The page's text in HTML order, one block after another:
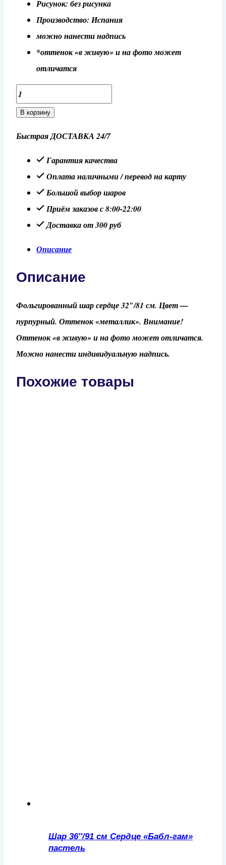
Рисунок: без рисунка
Производство: Испания
можно нанести надпись
*оттенок «в живую» и на фото может
отличатся
Количество
товара
32"/81
Сердце
"Пурпурный"
металлик
В корзину
Быстрая ДОСТАВКА 24/7
Гарантия качества
Оплата наличными / перевод на карту
Большой выбор шаров
Приём заказов с 8:00-22:00
Доставка от 300 руб
Описание
Описание
Фольгированный шар сердце 32″/81 см. Цвет —
пурпурный. Оттенок «металлик». Внимание!
Оттенок «в живую» и на фото может отличатся.
Можно нанести индивидуальную надпись.
Похожие товары
Шар 36″/91 см Сердце «Бабл-гам»
пастель